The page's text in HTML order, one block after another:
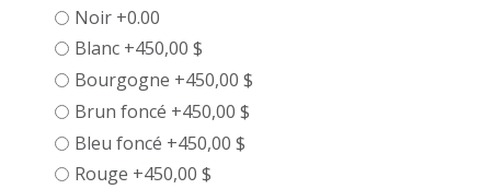
Noir +0.00
Blanc +450,00 $
Bourgogne +450,00 $
Brun foncé +450,00 $
Bleu foncé +450,00 $
Rouge +450,00 $